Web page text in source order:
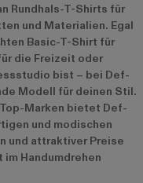
Rundhals-T-Shirts für
und Materialien. Egal
Basic-T-Shirt für
die Freizeit oder
bist – bei Def-
Modell für deinen Stil.
Marken bietet Def-
und modischen
und attraktiver Preise
Handumdrehen